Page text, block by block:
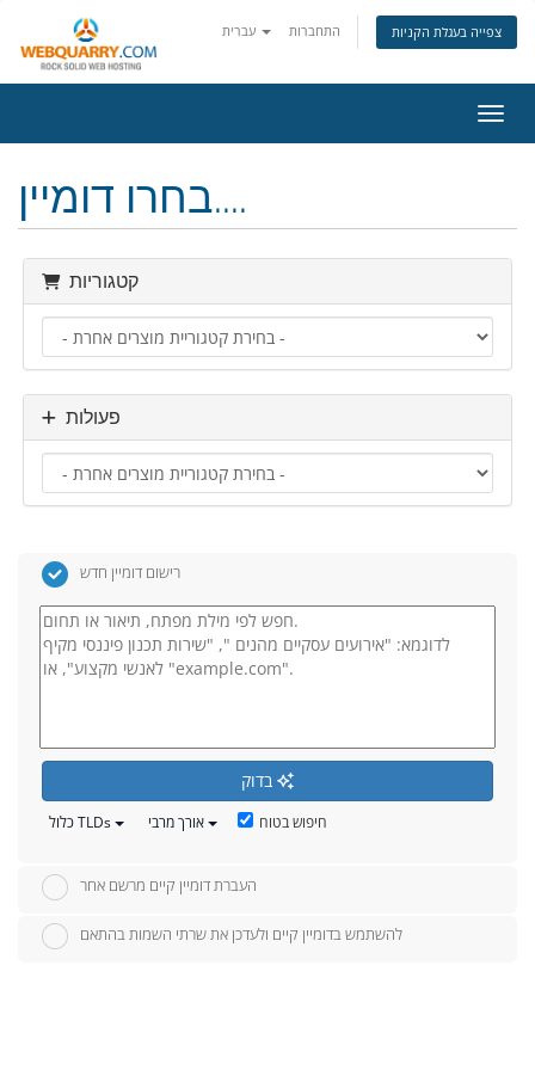
התחברות צפייה בעגלת הקניות
בחרו דומיין....
קטגוריות
פעולות
רישום דומיין חדש
כלול TLDs אורך מרבי חיפוש בטוח
העברת דומיין קיים מרשם אחר
להשתמש בדומיין קיים ולעדכן את שרתי השמות בהתאם